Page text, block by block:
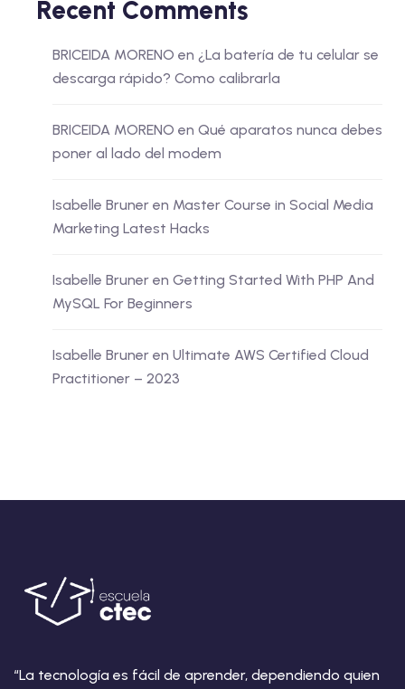
Recent Comments
BRICEIDA MORENO en ¿La batería de tu celular se
descarga rápido? Como calibrarla
BRICEIDA MORENO en Qué aparatos nunca debes
poner al lado del modem
Isabelle Bruner en Master Course in Social Media
Marketing Latest Hacks
Isabelle Bruner en Getting Started With PHP And
MySQL For Beginners
Isabelle Bruner en Ultimate AWS Certified Cloud
Practitioner – 2023
“La tecnología es fácil de aprender, dependiendo quien